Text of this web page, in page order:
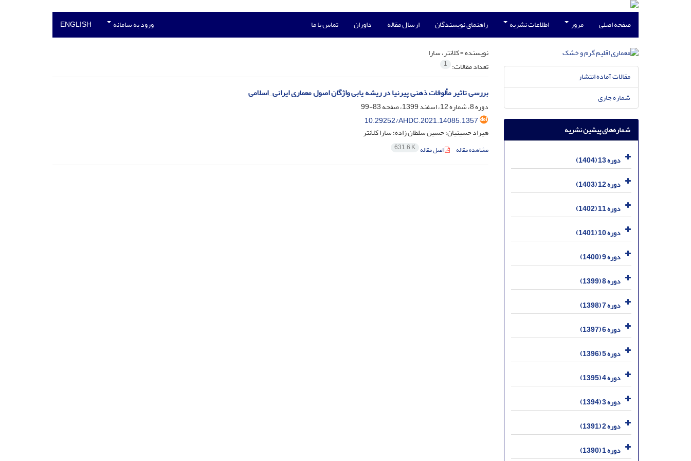
صفحه اصلی مرور اطلاعات نشریه راهنمای نویسندگان ارسال مقاله داوران تماس با ما ورود به سامانه ENGLISH
نویسنده =کلانتر، سارا
تعداد مقالات: 1
بررسی تاثیر مألوفات‌ ذهنی پیرنیا در ریشه یابی واژگان اصول معماری ایرانی_اسلامی
دوره 8، شماره 12، اسفند 1399، صفحه
83-99
10.29252/AHDC.2021.14085.1357
هیراد حسینیان؛ حسین سلطان زاده؛ سارا کلانتر
مشاهده مقاله اصل مقاله 631.6 K
مقالات آماده انتشار
شماره جاری
شماره‌های پیشین نشریه
دوره 13 (1404)
دوره 12 (1403)
دوره 11 (1402)
دوره 10 (1401)
دوره 9 (1400)
دوره 8 (1399)
دوره 7 (1398)
دوره 6 (1397)
دوره 5 (1396)
دوره 4 (1395)
دوره 3 (1394)
دوره 2 (1391)
دوره 1 (1390)